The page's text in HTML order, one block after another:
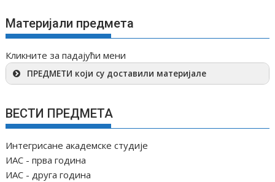
Материјали предмета
Кликните за падајући мени
ПРЕДМЕТИ који су доставили материјале
ВЕСТИ ПРЕДМЕТА
Интегрисане академске студије
ИАС - прва година
ИАС - друга година